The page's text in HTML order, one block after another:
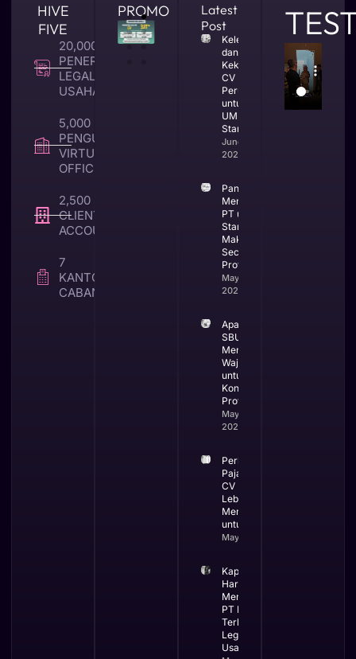
HIVE
FIVE
20,000 +
PENERBITAN
LEGALITAS
USAHA
5,000 +
PENGUNA
VIRTUAL
OFFICE
2,500 +
CLIENT TAX &
ACCOUNTING
7
KANTOR
CABANG
PROMO
Latest
Post
Kelebihan
dan
Kekurangan
CV
Perusahaan
untuk
UMKM dan
Startup
June 25,
2026
Panduan
Mendirikan
PT untuk
Startup di
Makassar
Secara
Profesional
May 25,
2026
Apa itu
SBUJK dan
Mengapa
Wajib
untuk
Kontraktor
Profesional
May 19,
2026
Perbandingan
Pajak PT dan
CV Mana yang
Lebih
Menguntungkan
untuk Bisnis
May 13, 2026
Kapan Bisnis
Harus
Menggunakan
PT Ini Waktu
Terbaik
Legalitas
Usaha